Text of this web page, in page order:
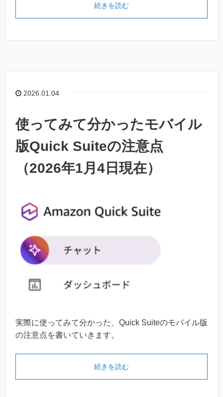
続きを読む
2026.01.04
使ってみて分かったモバイル
版Quick Suiteの注意点
（2026年1月4日現在）
実際に使ってみて分かった、Quick Suiteのモバイル版
の注意点を書いていきます。
続きを読む